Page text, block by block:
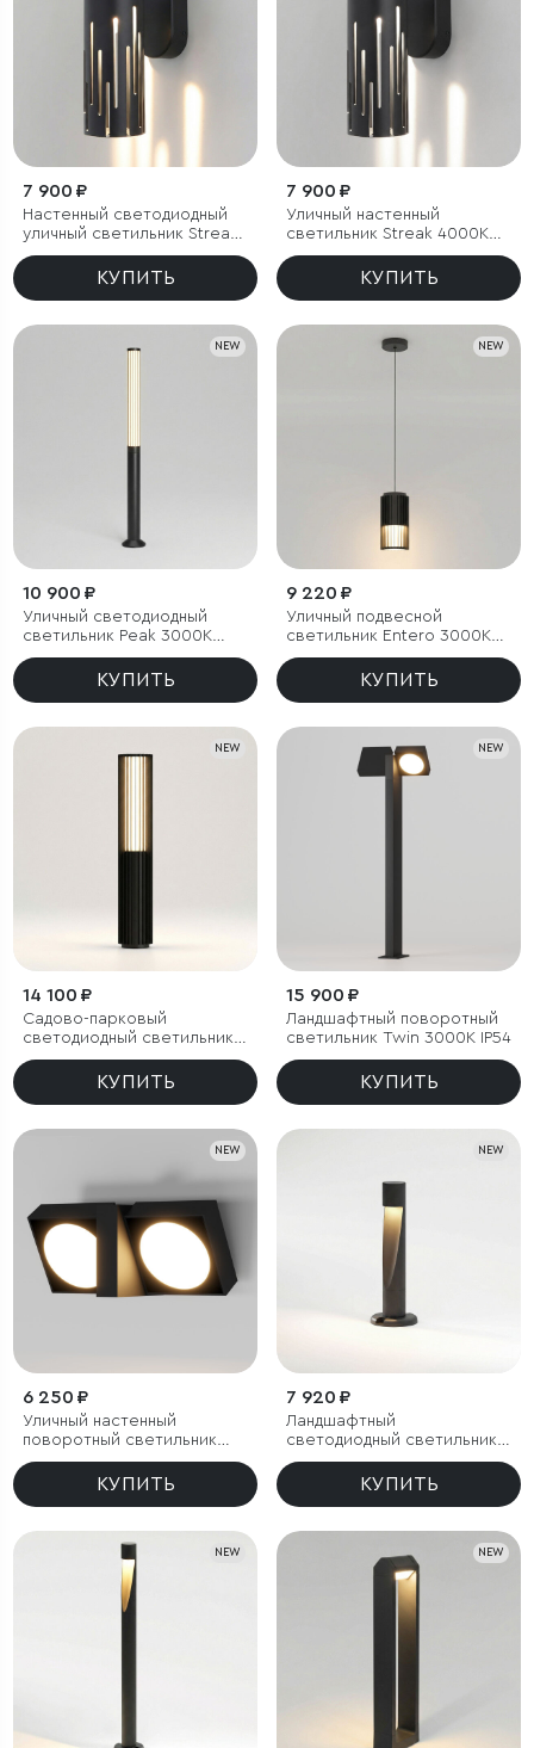
7 900 ₽
Настенный светодиодный
уличный светильник Streak
3000K IP65
КУПИТЬ
7 900 ₽
Уличный настенный
светильник Streak 4000K
IP65
КУПИТЬ
NEW
10 900 ₽
Уличный светодиодный
светильник Peak 3000K
черный IP54
КУПИТЬ
NEW
9 220 ₽
Уличный подвесной
светильник Entero 3000K
IP54
КУПИТЬ
NEW
14 100 ₽
Садово-парковый
светодиодный светильник
Entero 3000K IP54
КУПИТЬ
NEW
15 900 ₽
Ландшафтный поворотный
светильник Twin 3000K IP54
КУПИТЬ
NEW
6 250 ₽
Уличный настенный
поворотный светильник
Twin 3000K черный
КУПИТЬ
NEW
7 920 ₽
Ландшафтный
светодиодный светильник
Recess 3000K черный IP65
КУПИТЬ
NEW NEW